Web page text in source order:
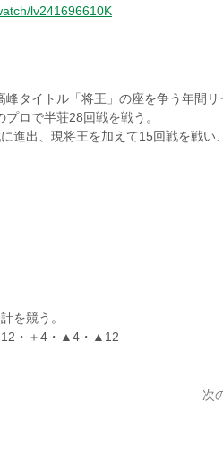
lv241696610K
タイトル「将王」の座を争う年間リ
ロで半荘28回戦を戦う。
進出、現将王を加えて15回戦を戦い
を競う。
12・＋4・▲4・▲12
次